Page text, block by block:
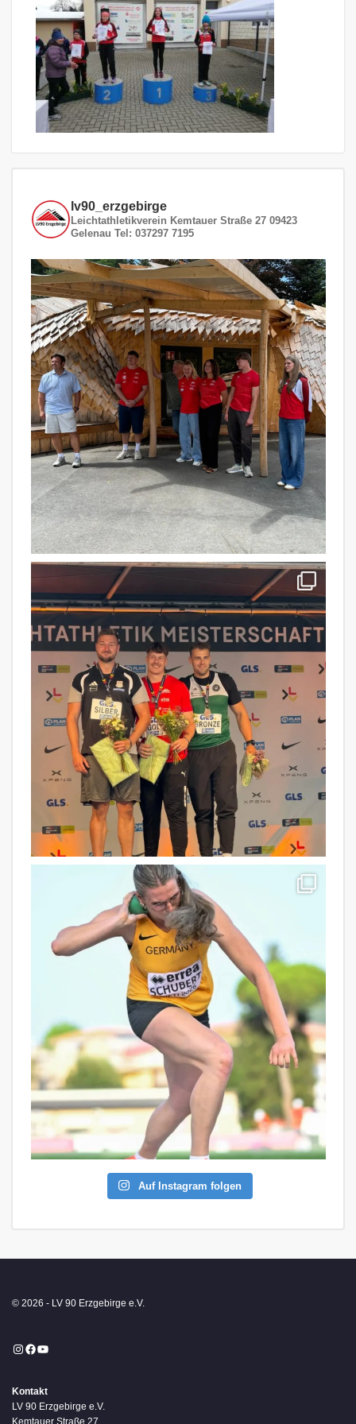
lv90_erzgebirge
Leichtathletikverein Kemtauer Straße 27 09423
Gelenau Tel: 037297 7195
Auf Instagram folgen
© 2026 - LV 90 Erzgebirge e.V.
Instagram
Facebook
YouTube
Kontakt
LV 90 Erzgebirge e.V.
Kemtauer Straße 27